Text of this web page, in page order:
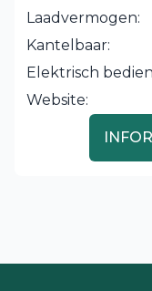
Laadvermogen:
Kantelbaar:
Elektrisch
Website: